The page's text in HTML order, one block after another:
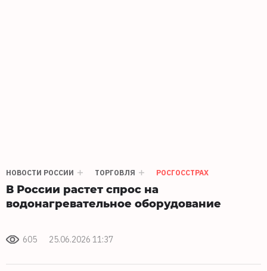
НОВОСТИ РОССИИ ТОРГОВЛЯ РОСГОССТРАХ
В России растет спрос на
водонагревательное оборудование
605 25.06.2026 11:37